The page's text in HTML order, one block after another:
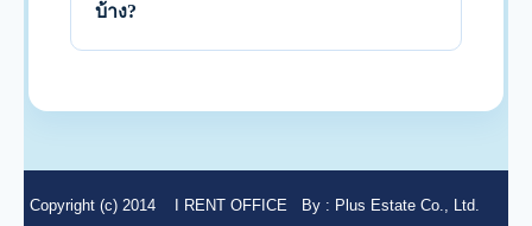
บ้าง?
Copyright (c) 2014 I RENT OFFICE By : Plus Estate Co., Ltd.